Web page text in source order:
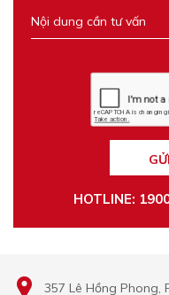
HOTLINE:
357 Lê Hồng Phong,